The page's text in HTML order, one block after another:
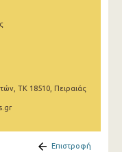
ΤΚ 18510, Πειραιάς
Επιστροφή